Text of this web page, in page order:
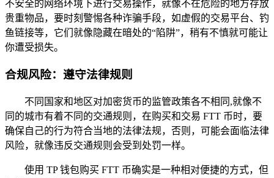
不安全的网络环境下进行交易操作，就像不在危险的地方存放
贵重物品，要时刻警惕各种诈骗手段，如虚假的交易平台、钓
鱼链接等，它们就像隐藏在暗处的“陷阱”，稍有不慎就可能让
你遭受损失。
合规风险：遵守法律规则
不同国家和地区对加密货币的监管政策各不相同,就像不
同的城市有着不同的交通规则，在购买和交易 FTT 币时，要
确保自己的行为符合当地的法律法规，否则，可能会面临法律
风险，就像违反交通规则会受到处罚一样。
使用 TP 钱包购买 FTT 币确实是一种相对便捷的方式，但